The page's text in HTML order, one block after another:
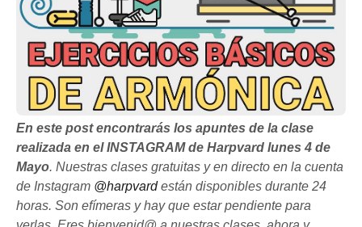
En este post encontrarás los apuntes de la clase
realizada en el INSTAGRAM de Harpvard lunes 4 de
Mayo. Nuestras clases gratuitas y en directo en la cuenta
de Instagram @harpvardestán disponibles durante 24
horas. Son efímeras y hay que estar pendiente para